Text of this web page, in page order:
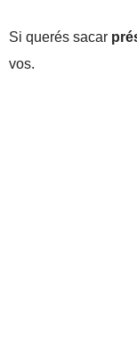
Si querés sacar
vos.